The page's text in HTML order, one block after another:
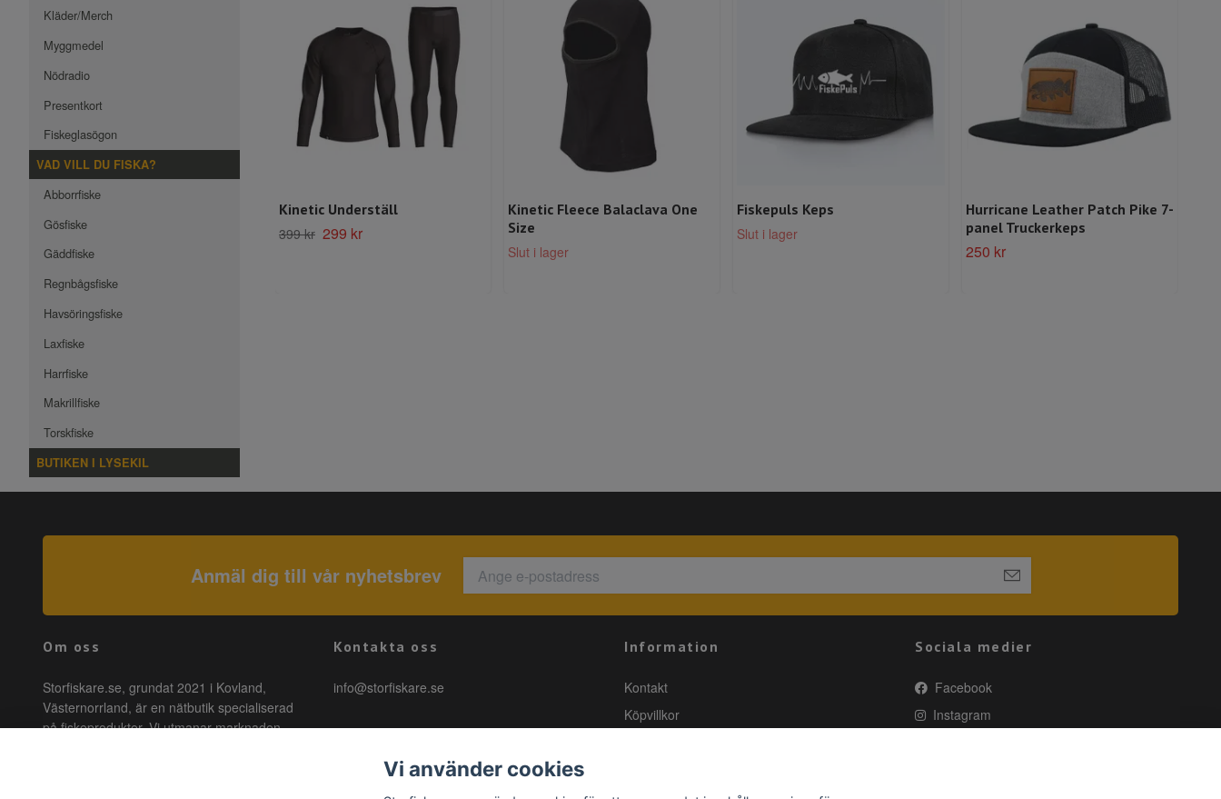
Kläder/Merch
Myggmedel
Nödradio
Presentkort
Fiskeglasögon
VAD VILL DU FISKA?
Abborrfiske
Gösfiske
Gäddfiske
Regnbågsfiske
Havsöringsfiske
Laxfiske
Harrfiske
Makrillfiske
Torskfiske
BUTIKEN I LYSEKIL
Kinetic Underställ
399 kr 299 kr
Kinetic Fleece Balaclava One
Size
Slut i lager
Fiskepuls Keps
Slut i lager
Hurricane Leather Patch Pike 7-
panel Truckerkeps
250 kr
Anmäl dig till vår nyhetsbrev
Om oss
Storfiskare.se, grundat 2021 i Kovland,
Västernorrland, är en nätbutik specialiserad
på fiskeprodukter. Vi utmanar marknaden
Kontakta oss
info@storfiskare.se
Information
Kontakt
Köpvillkor
Sociala medier
Facebook
Instagram
Vi använder cookies